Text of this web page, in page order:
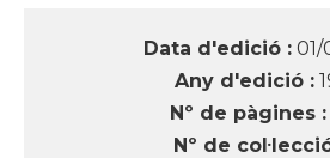
Data d'edició : 01/
Any d'edició :
Nº de pàgines :
Nº de